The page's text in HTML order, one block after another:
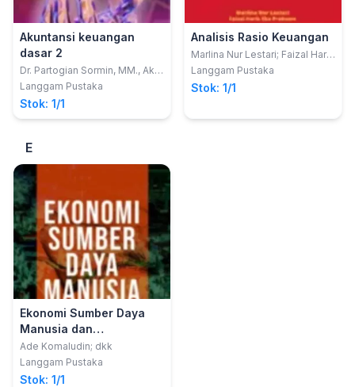
Akuntansi keuangan
dasar 2
Dr. Partogian Sormin, MM., Ak.,
CA., CPMA.
Langgam Pustaka
Stok: 1/1
Analisis Rasio Keuangan
Marlina Nur Lestari; Faizal Haris
Eko Prabowo
Langgam Pustaka
Stok: 1/1
E
Ekonomi Sumber Daya
Manusia dan
Ketenagakerjaan
Ade Komaludin; dkk
Langgam Pustaka
Stok: 1/1